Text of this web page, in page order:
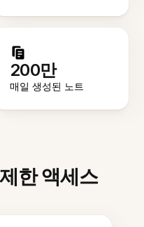
200만
매일 생성된 노트
한 액세스